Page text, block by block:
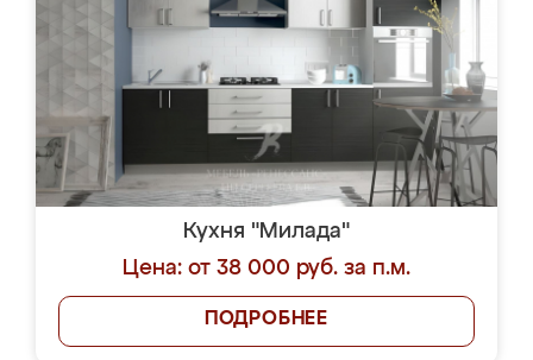
Кухня "Милада"
Цена: от 38 000 руб. за п.м.
ПОДРОБНЕЕ